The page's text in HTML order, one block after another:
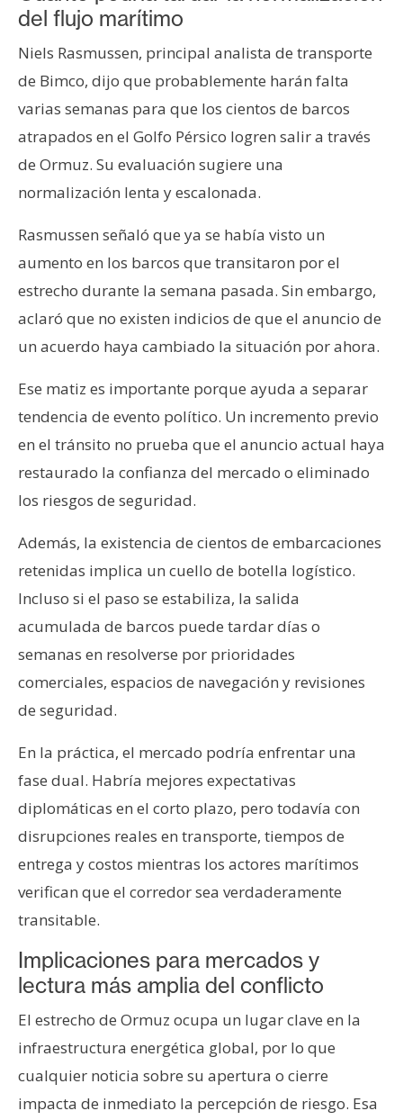
del flujo marítimo
Niels Rasmussen, principal analista de transporte
de Bimco, dijo que probablemente harán falta
varias semanas para que los cientos de barcos
atrapados en el Golfo Pérsico logren salir a través
de Ormuz. Su evaluación sugiere una
normalización lenta y escalonada.
Rasmussen señaló que ya se había visto un
aumento en los barcos que transitaron por el
estrecho durante la semana pasada. Sin embargo,
aclaró que no existen indicios de que el anuncio de
un acuerdo haya cambiado la situación por ahora.
Ese matiz es importante porque ayuda a separar
tendencia de evento político. Un incremento previo
en el tránsito no prueba que el anuncio actual haya
restaurado la confianza del mercado o eliminado
los riesgos de seguridad.
Además, la existencia de cientos de embarcaciones
retenidas implica un cuello de botella logístico.
Incluso si el paso se estabiliza, la salida
acumulada de barcos puede tardar días o
semanas en resolverse por prioridades
comerciales, espacios de navegación y revisiones
de seguridad.
En la práctica, el mercado podría enfrentar una
fase dual. Habría mejores expectativas
diplomáticas en el corto plazo, pero todavía con
disrupciones reales en transporte, tiempos de
entrega y costos mientras los actores marítimos
verifican que el corredor sea verdaderamente
transitable.
Implicaciones para mercados y
lectura más amplia del conflicto
El estrecho de Ormuz ocupa un lugar clave en la
infraestructura energética global, por lo que
cualquier noticia sobre su apertura o cierre
impacta de inmediato la percepción de riesgo. Esa